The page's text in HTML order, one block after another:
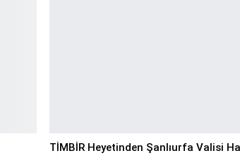
TİMBİR Heyetinden Şanlıurfa Valisi